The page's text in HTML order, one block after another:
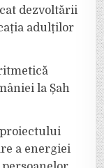
dezvoltării
adulților
la Șah
proiectului
a energiei